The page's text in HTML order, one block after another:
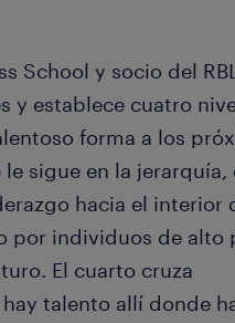
School y socio del
y establece cuatro
forma a los
sigue en la jerarquía,
hacia el interior
por individuos de alto
El cuarto cruza
talento allí donde